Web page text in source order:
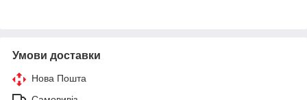
Умови доставки
Нова Пошта